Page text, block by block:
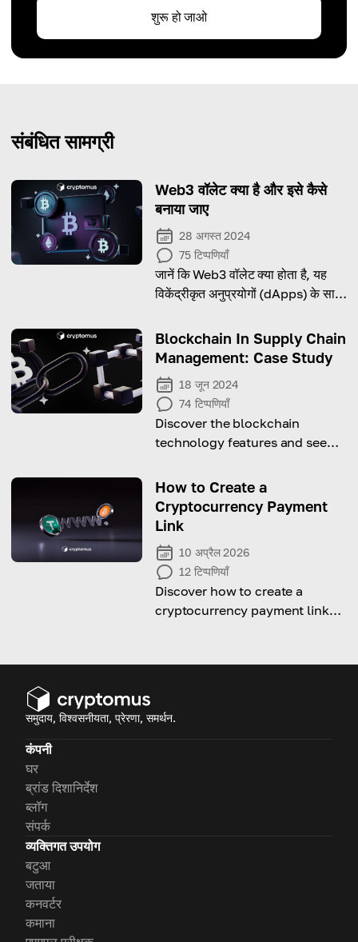
शुरू हो जाओ
संबंधित सामग्री
Web3 वॉलेट क्या है और इसे कैसे
बनाया जाए
28 अगस्त 2024
75 टिप्पणियाँ
जानें कि Web3 वॉलेट क्या होता है, यह
विकेंद्रीकृत अनुप्रयोगों (dApps) के साथ
इसे कुछ आसान चरणों में कैसे बनाया जा
सकता है।
Blockchain In Supply Chain
Management: Case Study
18 जून 2024
74 टिप्पणियाँ
Discover the blockchain
technology features and see
management!
How to Create a
Cryptocurrency Payment
Link
10 अप्रैल 2026
12 टिप्पणियाँ
Discover how to create a
cryptocurrency payment link
समुदाय, विश्वसनीयता, प्रेरणा, समर्थन.
कंपनी
घर
ब्रांड दिशानिर्देश
ब्लॉग
संपर्क
व्यक्तिगत उपयोग
बटुआ
जताया
कनवर्टर
कमाना